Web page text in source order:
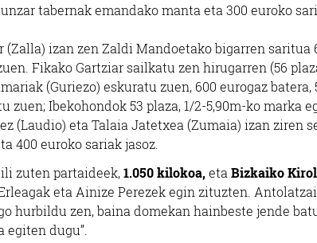
tabernak emandako manta eta 300 euroko
(Zalla) izan zen Zaldi Mandoetako bigarren saritua
Fikako Gartziar sailkatu zen hirugarren (56
(Guriezo) eskuratu zuen, 600 eurogaz
zuen; Ibekohondok 53 plaza, 1/2-5,90m-ko marka
(Laudio) eta Talaia Jatetxea (Zumaia) izan ziren
400 euroko sariak jasoz.
zuten partaideek,1.050 kilokoa,eta Bizkaiko
eta Ainize Perezek egin zituzten.
hurbildu zen, baina domekan hainbeste jende
egiten dugu”.